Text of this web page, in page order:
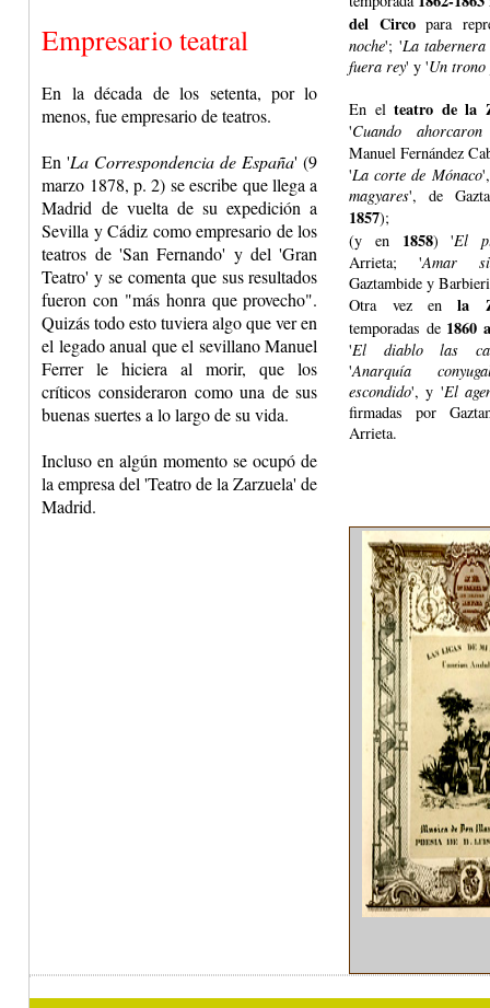
Empresario teatral
En la década de los setenta, por lo
menos, fue empresario de teatros.
En 'La Correspondencia de España' (9
marzo 1878, p. 2) se escribe que llega a
Madrid de vuelta de su expedición a
Sevilla y Cádiz como empresario de los
teatros de 'San Fernando' y del 'Gran
Teatro' y se comenta que sus resultados
fueron con "más honra que provecho".
Quizás todo esto tuviera algo que ver en
el legado anual que el sevillano Manuel
Ferrer le hiciera al morir, que los
críticos consideraron como una de sus
buenas suertes a lo largo de su vida.
Incluso en algún momento se ocupó de
la empresa del 'Teatro de la Zarzuela' de
Madrid.
del Circopara
noche'; 'La
fuera rey' y 'Un trono
En elteatro de la
'Cuando
Manuel Fernández
'La corte de Mónaco
magyares', de
1857);
(y en 1858) 'El
Arrieta; 'Amar
Gaztambide y
Otra vez enla
temporadas de 1860
'El diablo las
'Anarquía
escondido', y 'El
firmadas por
Arrieta.